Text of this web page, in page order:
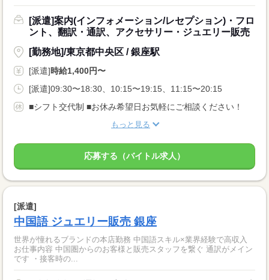
[派遣]案内(インフォメーション/レセプション)・フロ
ント、翻訳・通訳、アクセサリー・ジュエリー販売
[勤務地]/東京都中央区 / 銀座駅
[派遣]時給1,400円〜
[派遣]09:30〜18:30、10:15〜19:15、11:15〜20:15
■シフト交代制 ■お休み希望日お気軽にご相談ください！
もっと見る
応募する（バイトル求人）
[派遣]
中国語 ジュエリー販売 銀座
世界が憧れるブランドの本店勤務 中国語スキル×業界経験で高収入
お仕事内容 中国圏からのお客様と販売スタッフを繋ぐ 通訳がメイン
です ・接客時の...